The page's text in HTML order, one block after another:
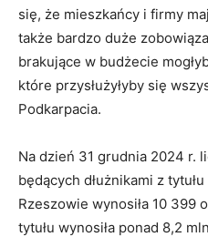
się, że mieszkańcy i firmy
także bardzo duże
brakujące w budżecie
które przysłużyłyby się
Podkarpacia.
Na dzień 31 grudnia 2024 r.
będących dłużnikami z
Rzeszowie wynosiła 10 399
tytułu wynosiła ponad 8,2